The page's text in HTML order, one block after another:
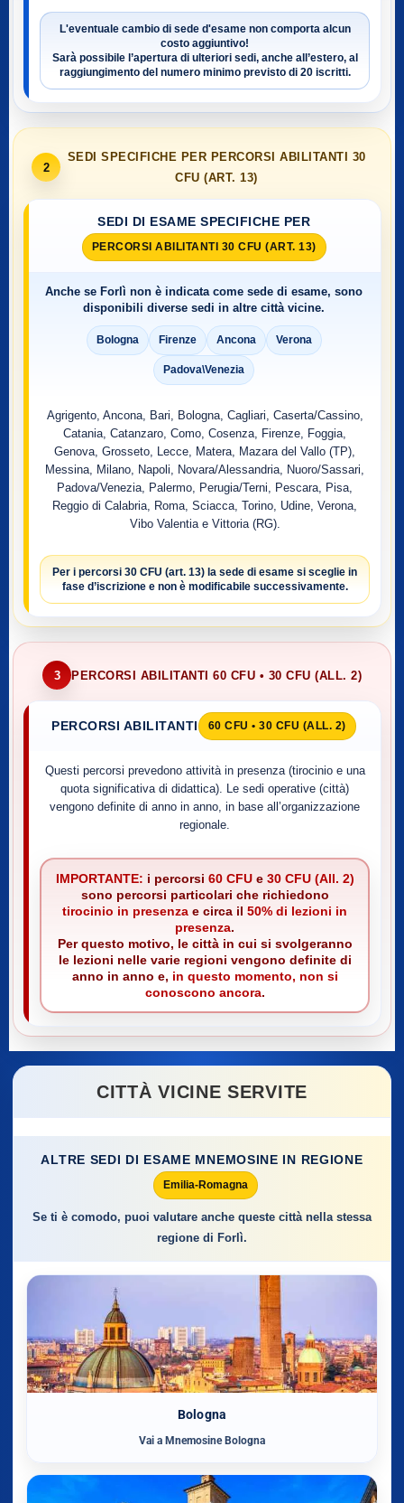
L'eventuale cambio di sede d'esame non comporta alcun
costo aggiuntivo!
Sarà possibile l’apertura di ulteriori sedi, anche all’estero, al
raggiungimento del numero minimo previsto di 20 iscritti.
2
SEDI SPECIFICHE PER PERCORSI ABILITANTI 30
CFU (ART. 13)
SEDI DI ESAME SPECIFICHE PER
PERCORSI ABILITANTI 30 CFU (ART. 13)
Anche se Forlì non è indicata come sede di esame, sono
disponibili diverse sedi in altre città vicine.
Bologna Firenze Ancona Verona
Padova\Venezia
Agrigento, Ancona, Bari, Bologna, Cagliari, Caserta/Cassino,
Catania, Catanzaro, Como, Cosenza, Firenze, Foggia,
Genova, Grosseto, Lecce, Matera, Mazara del Vallo (TP),
Messina, Milano, Napoli, Novara/Alessandria, Nuoro/Sassari,
Padova/Venezia, Palermo, Perugia/Terni, Pescara, Pisa,
Reggio di Calabria, Roma, Sciacca, Torino, Udine, Verona,
Vibo Valentia e Vittoria (RG).
Per i percorsi 30 CFU (art. 13) la sede di esame si sceglie in
fase d’iscrizionee non è modificabile successivamente.
3 PERCORSI ABILITANTI 60 CFU • 30 CFU (ALL. 2)
PERCORSI ABILITANTI 60 CFU • 30 CFU (ALL. 2)
Questi percorsi prevedono attività in presenza (tirocinio e una
quota significativa di didattica). Le sedi operative (città)
vengono definite di anno in anno, in base all’organizzazione
regionale.
IMPORTANTE: i percorsi 60 CFUe 30 CFU (All. 2)
sono percorsi particolari che richiedono
tirocinio in presenza e circa il 50% di lezioni in
presenza.
Per questo motivo, le città in cui si svolgeranno
le lezioni nelle varie regioni vengono definite di
anno in anno e, in questo momento, non si
conoscono ancora.
CITTÀ VICINE SERVITE
ALTRE SEDI DI ESAME MNEMOSINE IN REGIONE
Emilia-Romagna
Se ti è comodo, puoi valutare anche queste città nella stessa
regione di Forlì.
Bologna
Vai a Mnemosine Bologna